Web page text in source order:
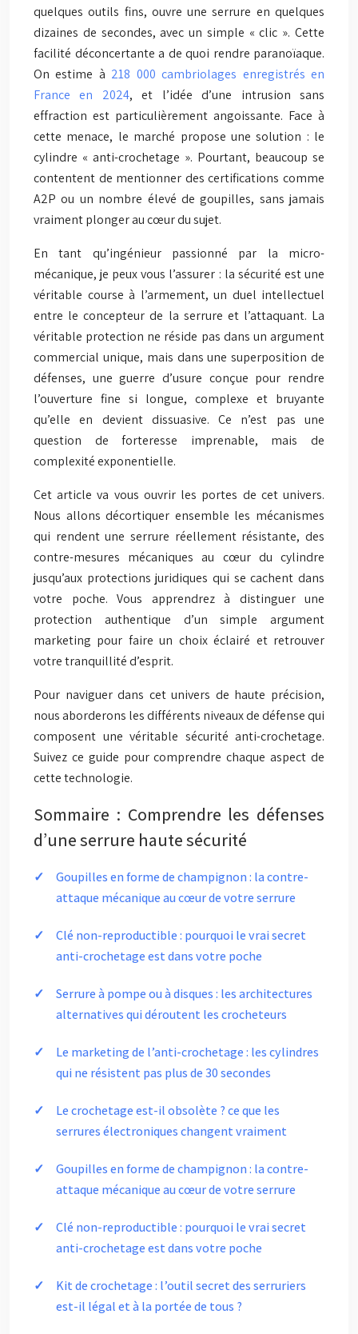
quelques outils fins, ouvre une serrure en quelques
dizaines de secondes, avec un simple « clic ». Cette
facilité déconcertante a de quoi rendre paranoïaque.
On estime à 218 000 cambriolages enregistrés en
France en 2024, et l’idée d’une intrusion sans
effraction est particulièrement angoissante. Face à
cette menace, le marché propose une solution : le
cylindre « anti-crochetage ». Pourtant, beaucoup se
contentent de mentionner des certifications comme
A2P ou un nombre élevé de goupilles, sans jamais
vraiment plonger au cœur du sujet.
En tant qu’ingénieur passionné par la micro-
mécanique, je peux vous l’assurer : la sécurité est une
véritable course à l’armement, un duel intellectuel
entre le concepteur de la serrure et l’attaquant. La
véritable protection ne réside pas dans un argument
commercial unique, mais dans une superposition de
défenses, une guerre d’usure conçue pour rendre
l’ouverture fine si longue, complexe et bruyante
qu’elle en devient dissuasive. Ce n’est pas une
question de forteresse imprenable, mais de
complexité exponentielle.
Cet article va vous ouvrir les portes de cet univers.
Nous allons décortiquer ensemble les mécanismes
qui rendent une serrure réellement résistante, des
contre-mesures mécaniques au cœur du cylindre
jusqu’aux protections juridiques qui se cachent dans
votre poche. Vous apprendrez à distinguer une
protection authentique d’un simple argument
marketing pour faire un choix éclairé et retrouver
votre tranquillité d’esprit.
Pour naviguer dans cet univers de haute précision,
nous aborderons les différents niveaux de défense qui
composent une véritable sécurité anti-crochetage.
Suivez ce guide pour comprendre chaque aspect de
cette technologie.
Sommaire : Comprendre les défenses
d’une serrure haute sécurité
Goupilles en forme de champignon : la contre-
attaque mécanique au cœur de votre serrure
Clé non-reproductible : pourquoi le vrai secret
anti-crochetage est dans votre poche
Serrure à pompe ou à disques : les architectures
alternatives qui déroutent les crocheteurs
Le marketing de l’anti-crochetage : les cylindres
qui ne résistent pas plus de 30 secondes
Le crochetage est-il obsolète ? ce que les
serrures électroniques changent vraiment
Goupilles en forme de champignon : la contre-
attaque mécanique au cœur de votre serrure
Clé non-reproductible : pourquoi le vrai secret
anti-crochetage est dans votre poche
Kit de crochetage : l’outil secret des serruriers
est-il légal et à la portée de tous ?